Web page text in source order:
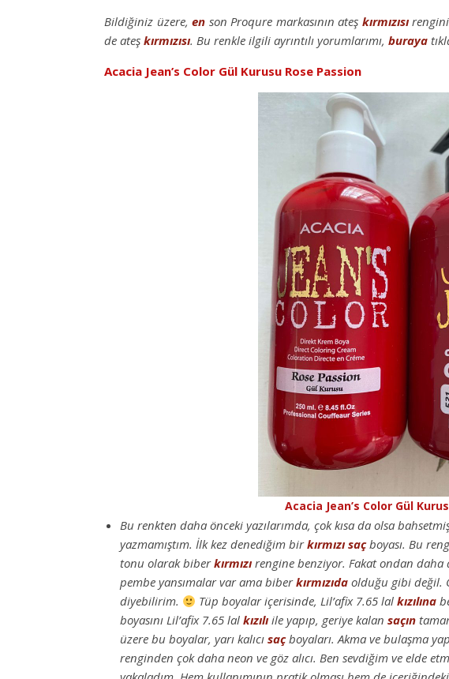
Bildiğiniz üzere, en son Proqure markasının ateş kırmızısırengini
de ateş kırmızısı. Bu renkle ilgili ayrıntılı yorumlarımı, buraya
Acacia Jean’s Color Gül Kurusu Rose Passion
Acacia Jean’s Color Gül
Bu renkten daha önceki yazılarımda, çok kısa da olsa
yazmamıştım. İlk kez denediğim birkırmızı saçboyası. Bu
tonu olarak biberkırmızırengine benziyor. Fakat ondan daha
pembe yansımalar var ama biberkırmızıda olduğu gibi değil.
diyebilirim.
Tüp boyalar içerisinde, Lil’afix 7.65 lalkızılına
boyasını Lil’afix 7.65 lal kızılıile yapıp, geriye kalan saçın
üzere bu boyalar, yarı kalıcı saçboyaları. Akma ve bulaşma
renginden çok daha neon ve göz alıcı. Ben sevdiğim ve elde